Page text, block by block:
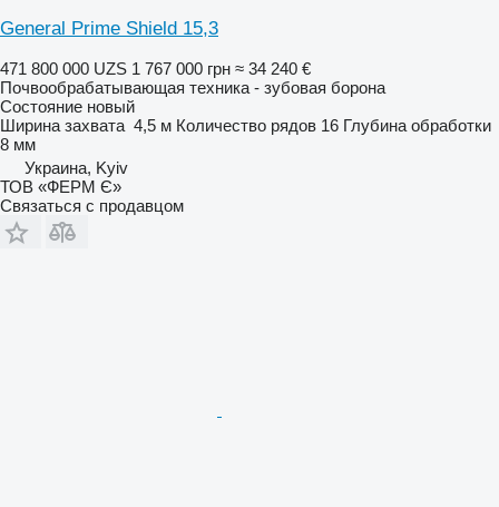
General Prime Shield 15,3
471 800 000 UZS 1 767 000 грн ≈ 34 240 €
Почвообрабатывающая техника - зубовая борона
Состояние новый
Ширина захвата 4,5 м Количество рядов 16 Глубина обработки
8 мм
Украина, Kyiv
ТОВ «ФЕРМ Є»
Связаться с продавцом